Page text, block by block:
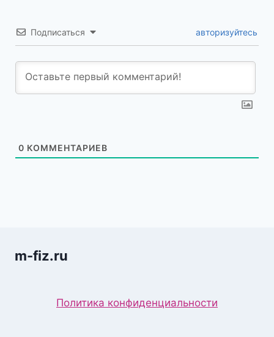
Подписаться авторизуйтесь
0 КОММЕНТАРИЕВ
m-fiz.ru
Политика конфиденциальности